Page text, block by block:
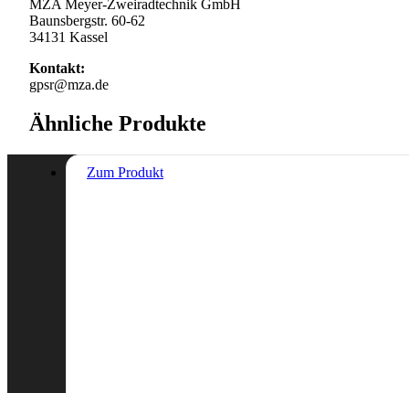
MZA Meyer-Zweiradtechnik GmbH
Baunsbergstr. 60-62
34131 Kassel
Kontakt:
gpsr@mza.de
Ähnliche Produkte
Zum Produkt